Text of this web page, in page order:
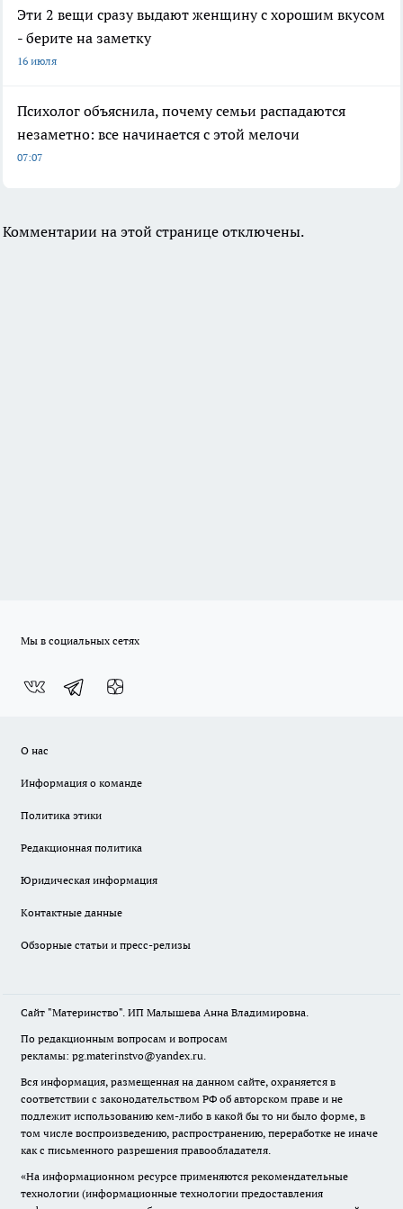
Эти 2 вещи сразу выдают женщину с хорошим вкусом
- берите на заметку
16 июля
Психолог объяснила, почему семьи распадаются
незаметно: все начинается с этой мелочи
07:07
Комментарии на этой странице отключены.
Мы в социальных сетях
О нас
Информация о команде
Политика этики
Редакционная политика
Юридическая информация
Контактные данные
Обзорные статьи и пресс-релизы
Сайт "Материнство". ИП Малышева Анна Владимировна.
По редакционным вопросам и вопросам
рекламы: pg.materinstvo@yandex.ru.
Вся информация, размещенная на данном сайте, охраняется в
соответствии с законодательством РФ об авторском праве и не
подлежит использованию кем-либо в какой бы то ни было форме, в
том числе воспроизведению, распространению, переработке не иначе
как с письменного разрешения правообладателя.
«На информационном ресурсе применяются рекомендательные
технологии (информационные технологии предоставления